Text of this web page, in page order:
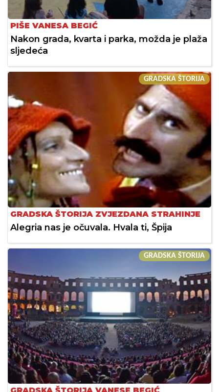
PIŠE VANESA BEGIĆ
Nakon grada, kvarta i parka, možda je plaža
sljedeća
GRADSKA ŠTORIJA
GRADSKA ŠTORIJA ZVJEZDANA STRAHINJE
Alegria nas je očuvala. Hvala ti, Špija
GRADSKA ŠTORIJA